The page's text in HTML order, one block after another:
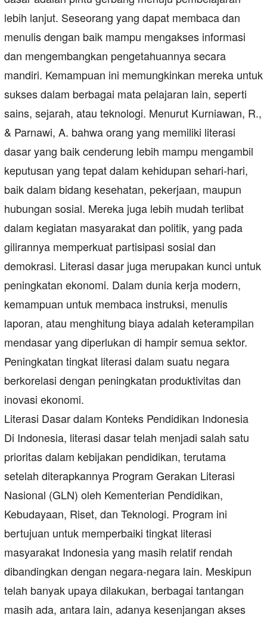
lebih lanjut. Seseorang yang dapat membaca dan
menulis dengan baik mampu mengakses informasi
dan mengembangkan pengetahuannya secara
mandiri. Kemampuan ini memungkinkan mereka untuk
sukses dalam berbagai mata pelajaran lain, seperti
sains, sejarah, atau teknologi. Menurut Kurniawan, R.,
& Parnawi, A. bahwa orang yang memiliki literasi
dasar yang baik cenderung lebih mampu mengambil
keputusan yang tepat dalam kehidupan sehari-hari,
baik dalam bidang kesehatan, pekerjaan, maupun
hubungan sosial. Mereka juga lebih mudah terlibat
dalam kegiatan masyarakat dan politik, yang pada
gilirannya memperkuat partisipasi sosial dan
demokrasi. Literasi dasar juga merupakan kunci untuk
peningkatan ekonomi. Dalam dunia kerja modern,
kemampuan untuk membaca instruksi, menulis
laporan, atau menghitung biaya adalah keterampilan
mendasar yang diperlukan di hampir semua sektor.
Peningkatan tingkat literasi dalam suatu negara
berkorelasi dengan peningkatan produktivitas dan
inovasi ekonomi.
Literasi Dasar dalam Konteks Pendidikan Indonesia
Di Indonesia, literasi dasar telah menjadi salah satu
prioritas dalam kebijakan pendidikan, terutama
setelah diterapkannya Program Gerakan Literasi
Nasional (GLN) oleh Kementerian Pendidikan,
Kebudayaan, Riset, dan Teknologi. Program ini
bertujuan untuk memperbaiki tingkat literasi
masyarakat Indonesia yang masih relatif rendah
dibandingkan dengan negara-negara lain. Meskipun
telah banyak upaya dilakukan, berbagai tantangan
masih ada, antara lain, adanya kesenjangan akses